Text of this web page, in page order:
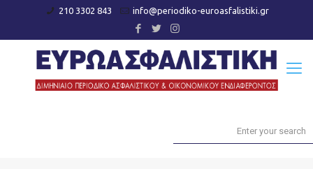
210 3302 843 info@periodiko-euroasfalistiki.gr